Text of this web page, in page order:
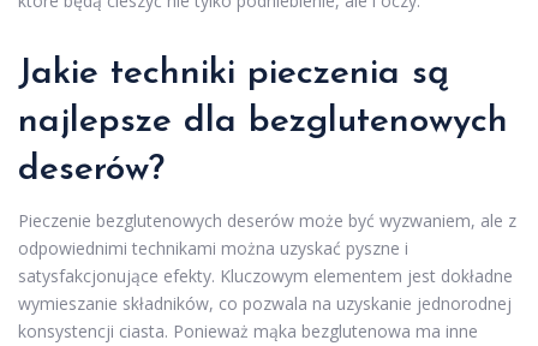
Jakie techniki pieczenia są
najlepsze dla bezglutenowych
deserów?
Pieczenie bezglutenowych deserów może być wyzwaniem, ale z
odpowiednimi technikami można uzyskać pyszne i
satysfakcjonujące efekty. Kluczowym elementem jest dokładne
wymieszanie składników, co pozwala na uzyskanie jednorodnej
konsystencji ciasta. Ponieważ mąka bezglutenowa ma inne